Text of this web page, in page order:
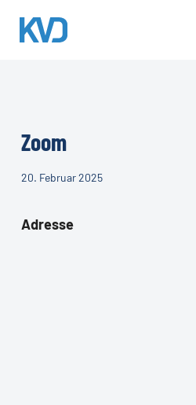
Zoom
20. Februar 2025
Adresse